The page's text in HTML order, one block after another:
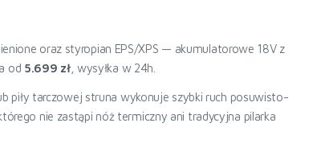
oraz styropian EPS/XPS — akumulatorowe 18V z
od 5.699 zł, wysyłka w 24h.
piły tarczowej struna wykonuje szybki ruch posuwisto-
nie zastąpi nóż termiczny ani tradycyjna pilarka